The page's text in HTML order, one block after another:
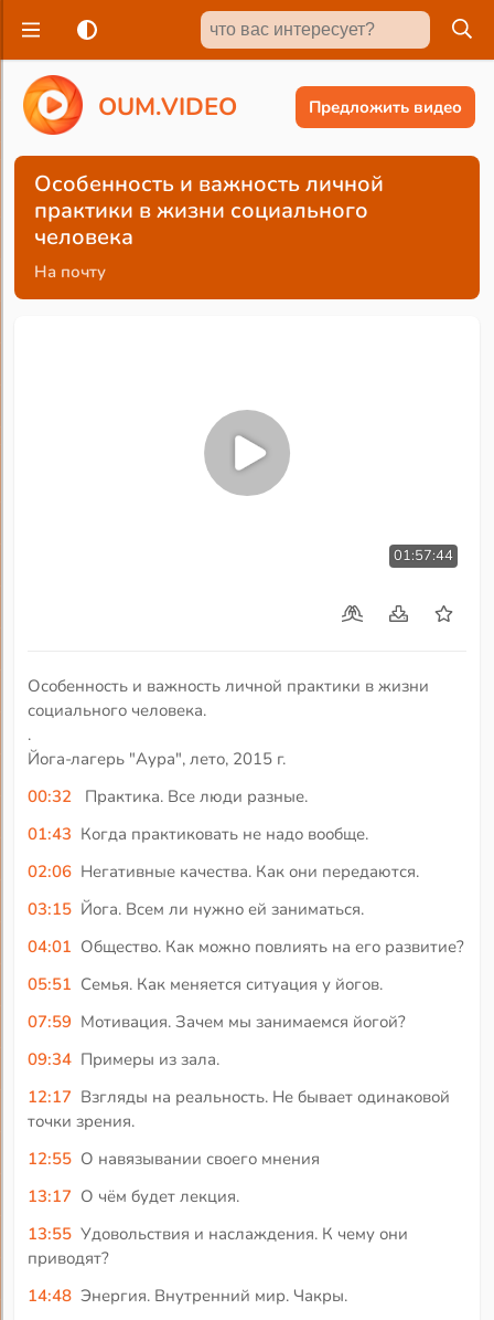
OUM.VIDEO Предложить видео
Особенность и важность личной
практики в жизни социального
человека
На почту
01:57:44
Особенность и важность личной практики в жизни
социального человека.
.
Йога-лагерь "Аура", лето, 2015 г.
00:32
Практика. Все люди разные.
01:43 Когда практиковать не надо вообще.
02:06 Негативные качества. Как они передаются.
03:15 Йога. Всем ли нужно ей заниматься.
04:01 Общество. Как можно повлиять на его развитие?
05:51 Семья. Как меняется ситуация у йогов.
07:59 Мотивация. Зачем мы занимаемся йогой?
09:34 Примеры из зала.
12:17 Взгляды на реальность. Не бывает одинаковой
точки зрения.
12:55 О навязывании своего мнения
13:17 О чём будет лекция.
13:55 Удовольствия и наслаждения. К чему они
приводят?
14:48 Энергия. Внутренний мир. Чакры.